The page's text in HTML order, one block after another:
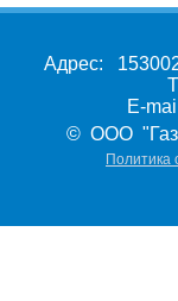
Адрес:
E-
© ООО
Политика